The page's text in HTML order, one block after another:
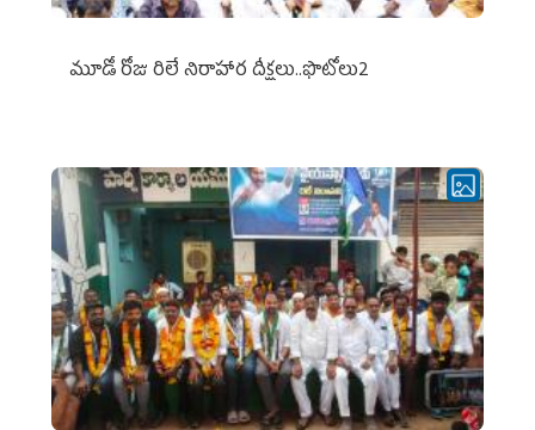
మూడో రోజు రిలే నిరాహార దీక్షలు..ఫొటోలు2